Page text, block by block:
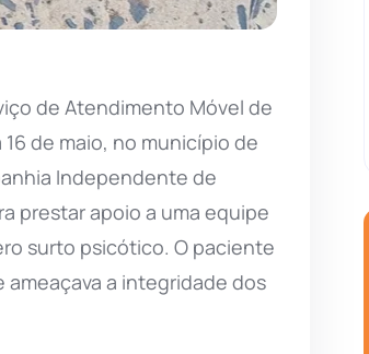
de Atendimento Móvel de
de maio, no município de
Independente de
prestar apoio a uma equipe
surto psicótico. O paciente
a integridade dos